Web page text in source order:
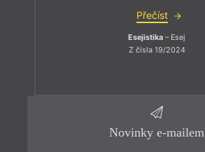
Přečíst
Esejistika – Esej
Z čísla 19/2024
Novinky e-mailem